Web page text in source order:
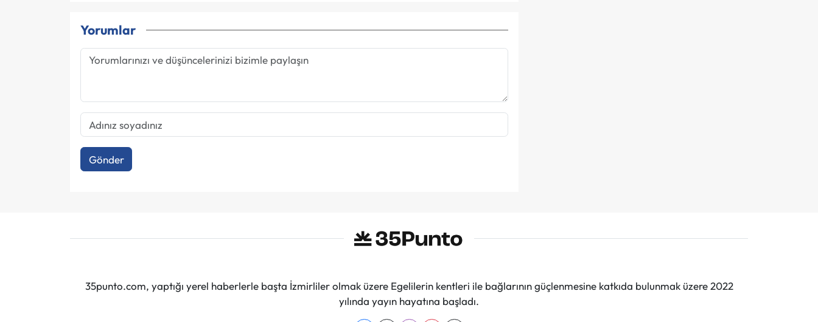
Yorumlar
Gönder
35punto.com, yaptığı yerel haberlerle başta İzmirliler olmak üzere Egelilerin kentleri ile bağlarının güçlenmesine katkıda bulunmak üzere 2022
yılında yayın hayatına başladı.